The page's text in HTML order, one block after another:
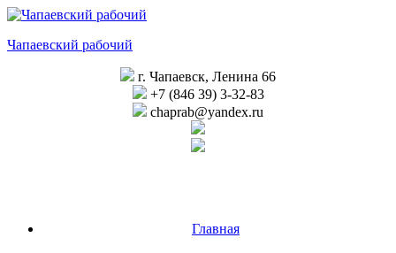
Перейти
содержимому
Чапаевский рабочий
г. Чапаевск, Ленина 66
+7 (846 39) 3-32-83
chaprab@yandex.ru
Главная